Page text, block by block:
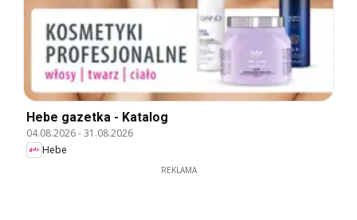
Hebe gazetka - Katalog
04.08.2026-31.08.2026
Hebe
REKLAMA